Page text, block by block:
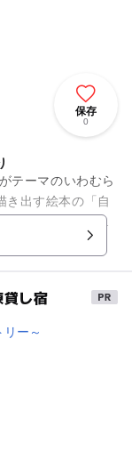
保存
0
テーマのいわむら
き出す絵本の「自
。幼少期を過ごし
貸し宿